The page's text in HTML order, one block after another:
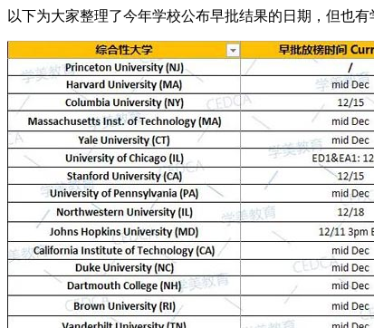
以下为大家整理了今年学校公布早批结果的日期，但也